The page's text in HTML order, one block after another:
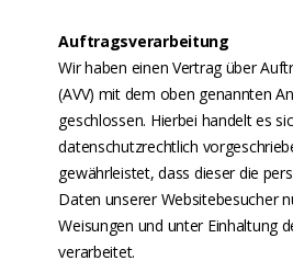
Auftragsverarbeitung
Wir haben einen Vertrag über
(AVV) mit dem oben genannten
geschlossen. Hierbei handelt es
datenschutzrechtlich
gewährleistet, dass dieser die
Daten unserer Websitebesucher
Weisungen und unter Einhaltung
verarbeitet.